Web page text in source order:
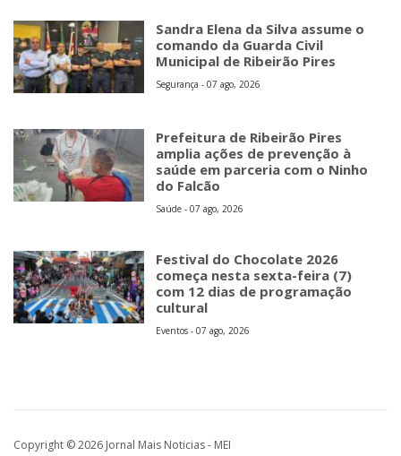
Sandra Elena da Silva assume o
comando da Guarda Civil
Municipal de Ribeirão Pires
Segurança - 07 ago, 2026
Prefeitura de Ribeirão Pires
amplia ações de prevenção à
saúde em parceria com o Ninho
do Falcão
Saúde - 07 ago, 2026
Festival do Chocolate 2026
começa nesta sexta-feira (7)
com 12 dias de programação
cultural
Eventos - 07 ago, 2026
Copyright © 2026 Jornal Mais Noticias - MEI